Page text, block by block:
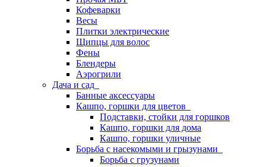
Кофеварки
Весы
Плитки электрические
Щипцы для волос
Фены
Блендеры
Аэрогрили
Дача и сад
Банные аксессуары
Кашпо, горшки для цветов
Подставки, стойки для горшков
Кашпо, горшки для дома
Кашпо, горшки уличные
Борьба с насекомыми и грызунами
Борьба с грузунами